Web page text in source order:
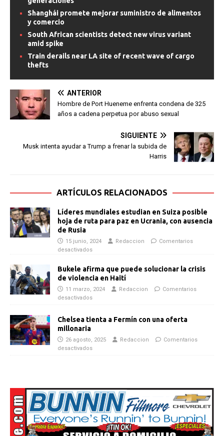
Shanghái promete mejorar suministro de alimentos
y comercio
South African scientists detect new virus variant
amid spike
Train derails near LA site of recent wave of cargo
thefts
ANTERIOR
Hombre de Port Hueneme enfrenta condena de 325
años a cadena perpetua por abuso sexual
SIGUIENTE
Musk intenta ayudar a Trump a frenar la subida de
Harris
ARTÍCULOS RELACIONADOS
Líderes mundiales estudian en Suiza posible
hoja de ruta para paz en Ucrania, con ausencia
de Rusia
15 junio, 2024 Redaccion
Comentarios
desactivados
Bukele afirma que puede solucionar la crisis
de violencia en Haití
11 marzo, 2024 Redaccion
Comentarios
desactivados
Chelsea tienta a Fermín con una oferta
millonaria
26 agosto, 2025 Redaccion
Comentarios
desactivados